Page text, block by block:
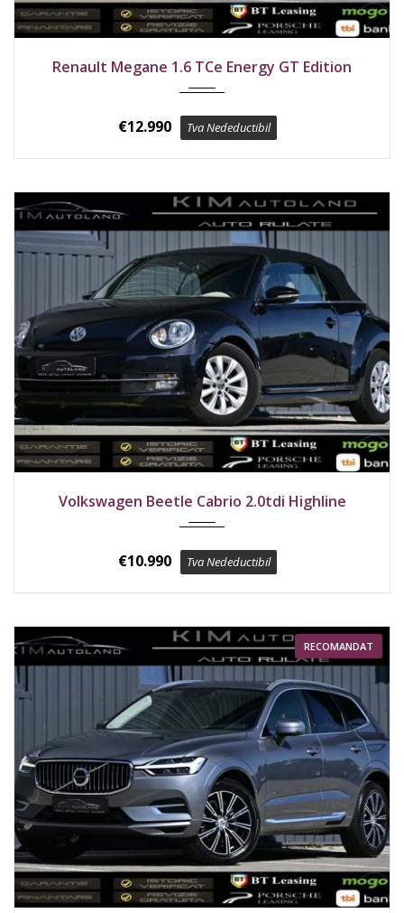
Renault Megane 1.6 TCe Energy GT Edition
€12.990 Tva Nedeductibil
Volkswagen Beetle Cabrio 2.0tdi Highline
€10.990 Tva Nedeductibil
RECOMANDAT